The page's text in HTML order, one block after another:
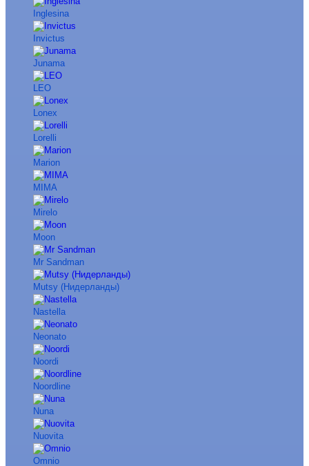
Inglesina
Invictus
Junama
LEO
Lonex
Lorelli
Marion
MIMA
Mirelo
Moon
Mr Sandman
Mutsy (Нидерланды)
Nastella
Neonato
Noordi
Noordline
Nuna
Nuovita
Omnio